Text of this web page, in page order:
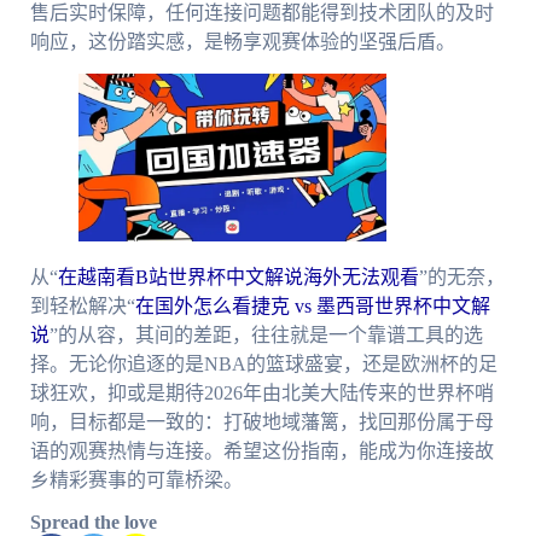
售后实时保障，任何连接问题都能得到技术团队的及时
响应，这份踏实感，是畅享观赛体验的坚强后盾。
从“在越南看B站世界杯中文解说海外无法观看”的无奈，
到轻松解决“在国外怎么看捷克 vs 墨西哥世界杯中文解
说”的从容，其间的差距，往往就是一个靠谱工具的选
择。无论你追逐的是NBA的篮球盛宴，还是欧洲杯的足
球狂欢，抑或是期待2026年由北美大陆传来的世界杯哨
响，目标都是一致的：打破地域藩篱，找回那份属于母
语的观赛热情与连接。希望这份指南，能成为你连接故
乡精彩赛事的可靠桥梁。
Spread the love